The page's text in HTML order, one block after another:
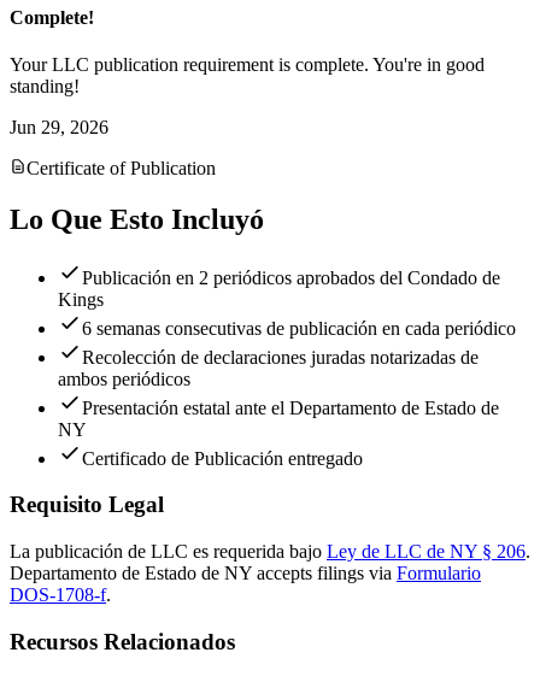
Complete!
Your LLC publication requirement is complete. You're in good
standing!
Jun 29, 2026
Certificate of Publication
Lo Que Esto Incluyó
Publicación en 2 periódicos aprobados del Condado de
Kings
6 semanas consecutivas de publicación en cada periódico
Recolección de declaraciones juradas notarizadas de
ambos periódicos
Presentación estatal ante el Departamento de Estado de
NY
Certificado de Publicación entregado
Requisito Legal
La publicación de LLC es requerida bajo Ley de LLC de NY § 206.
Departamento de Estado de NY accepts filings via Formulario
DOS-1708-f.
Recursos Relacionados